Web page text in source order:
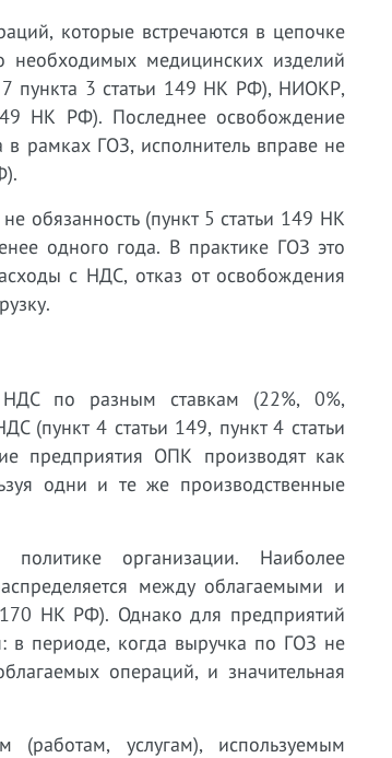
которые встречаются в цепочке
необходимых медицинских изделий
7 пункта 3 статьи 149 НК РФ), НИОКР,
НК РФ). Последнее освобождение
рамках ГОЗ, исполнитель вправе не
обязанность (пункт 5 статьи 149 НК
одного года. В практике ГОЗ это
с НДС, отказ от освобождения
НДС по разным ставкам (22%, 0%,
(пункт 4 статьи 149, пункт 4 статьи
предприятия ОПК производят как
одни и те же производственные
организации. Наиболее
между облагаемыми и
НК РФ). Однако для предприятий
в периоде, когда выручка по ГОЗ не
операций, и значительная
услугам), используемым